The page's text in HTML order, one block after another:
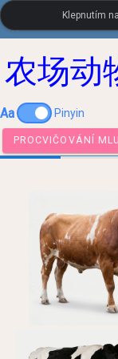
农场动
Aa Pinyin
PROCVIČOVÁNÍ
Klepnutím